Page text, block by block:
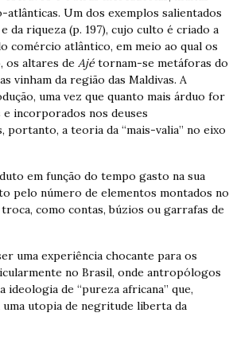
Um dos exemplos salientados
da riqueza (p. 197), cujo culto é criado a
atlântico, em meio ao qual os
os altares de Ajé tornam-se metáforas do
vinham da região das Maldivas. A
uma vez que quanto mais árduo for
incorporados nos deuses
portanto, a teoria da “mais-valia” no eixo
em função do tempo gasto na sua
pelo número de elementos montados no
como contas, búzios ou garrafas de
uma experiência chocante para os
no Brasil, onde antropólogos
de “pureza africana” que,
utopia de negritude liberta da